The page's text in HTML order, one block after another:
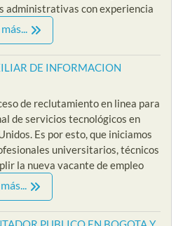
administrativas con experiencia
DE INFORMACION
de reclutamiento en linea para
de servicios tecnológicos en
Es por esto, que iniciamos
universitarios, técnicos
la nueva vacante de empleo